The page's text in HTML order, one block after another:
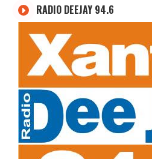
RADIO DEEJAY 94.6